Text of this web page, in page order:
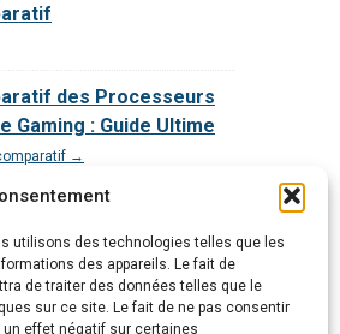
utilisons des technologies telles que les
des appareils. Le fait de
de traiter des données telles que le
sur ce site. Le fait de ne pas consentir
effet négatif sur certaines
des Processeurs
Gaming : Guide Ultime
→
Exclusif | Les 3
PC Gamer Décryptés
→